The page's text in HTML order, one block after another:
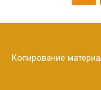
Копирование